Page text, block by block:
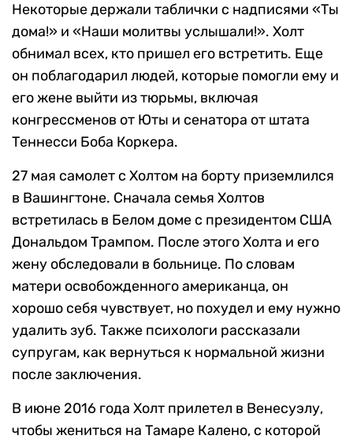
Некоторые держали таблички с надписями «Ты
дома!» и «Наши молитвы услышали!». Холт
обнимал всех, кто пришел его встретить. Еще
он поблагодарил людей, которые помогли ему и
его жене выйти из тюрьмы, включая
конгрессменов от Юты и сенатора от штата
Теннесси Боба Коркера.
27 мая самолет с Холтом на борту приземлился
в Вашингтоне. Сначала семья Холтов
встретилась в Белом доме с президентом США
Дональдом Трампом. После этого Холта и его
жену обследовали в больнице. По словам
матери освобожденного американца, он
хорошо себя чувствует, но похудел и ему нужно
удалить зуб. Также психологи рассказали
супругам, как вернуться к нормальной жизни
после заключения.
В июне 2016 года Холт прилетел в Венесуэлу,
чтобы жениться на Тамаре Калено, с которой